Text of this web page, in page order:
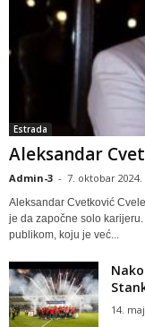
Estrada
Aleksandar
Admin-3 - 7. oktobar 2024.
Aleksandar Cvetković
je da započne solo
publikom, koju je već...
14.